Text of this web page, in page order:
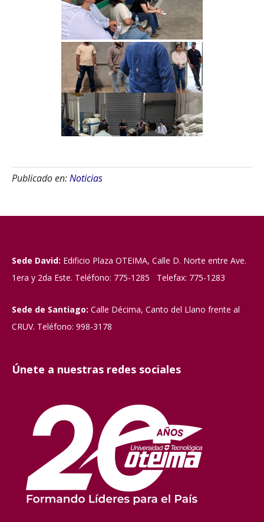
Publicado en:Noticias
Sede David: Edificio Plaza OTEIMA, Calle D. Norte entre Ave.
1era y 2da Este. Teléfono: 775-1285 Telefax: 775-1283
Sede de Santiago: Calle Décima, Canto del Llano frente al
CRUV. Teléfono: 998-3178
Únete a nuestras redes sociales